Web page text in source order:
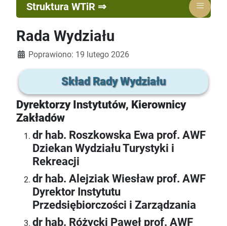
Struktura WTiR ⇒ ≡
Rada Wydziału
Szczegóły
Poprawiono: 19 lutego 2026
Skład Rady Wydziału
Dyrektorzy Instytutów, Kierownicy
Zakładów
dr hab. Roszkowska Ewa prof. AWF
Dziekan Wydziału Turystyki i
Rekreacji
dr hab. Alejziak Wiesław prof. AWF
Dyrektor Instytutu
Przedsiębiorczości i Zarządzania
dr hab. Różycki Paweł prof. AWF